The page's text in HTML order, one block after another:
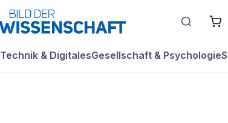
Technik & DigitalesGesellschaft & Psychologie